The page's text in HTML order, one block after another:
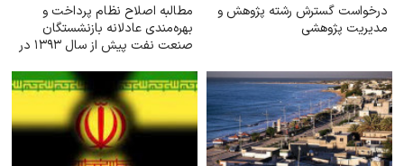
درخواست گسترش رشته پژوهش و
مدیریت پژوهشی
مطالبه اصلاح نظام پرداخت و
بهره‌مندی عادلانه بازنشستگان
صنعت نفت پیش از سال ۱۳۹۳ در